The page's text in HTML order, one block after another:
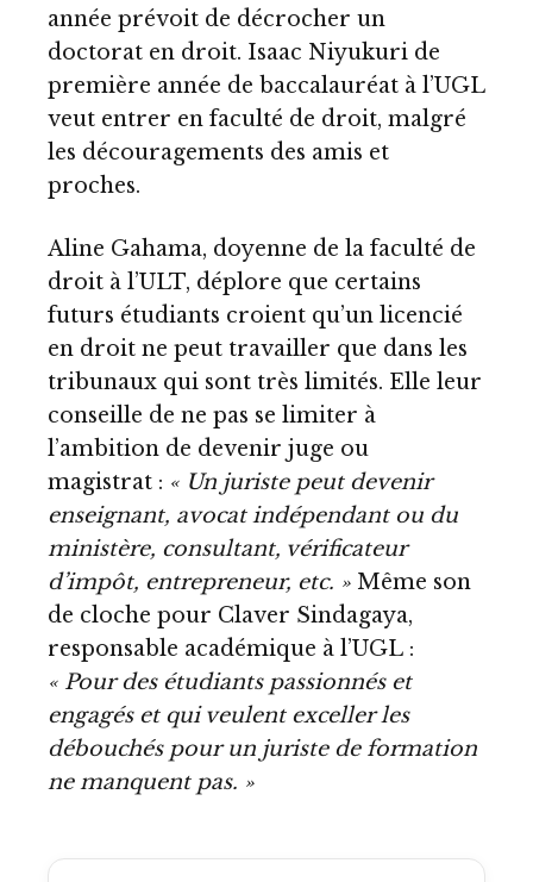
année prévoit de décrocher un
doctorat en droit. Isaac Niyukuri de
première année de baccalauréat à l’UGL
veut entrer en faculté de droit, malgré
les découragements des amis et
proches.
Aline Gahama, doyenne de la faculté de
droit à l’ULT, déplore que certains
futurs étudiants croient qu’un licencié
en droit ne peut travailler que dans les
tribunaux qui sont très limités. Elle leur
conseille de ne pas se limiter à
l’ambition de devenir juge ou
magistrat : « Un juriste peut devenir
enseignant, avocat indépendant ou du
ministère, consultant, vérificateur
d’impôt, entrepreneur, etc. » Même son
de cloche pour Claver Sindagaya,
responsable académique à l’UGL :
« Pour des étudiants passionnés et
engagés et qui veulent exceller les
débouchés pour un juriste de formation
ne manquent pas. »